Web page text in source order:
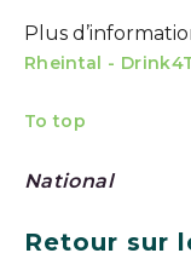
Plus
Rheintal -
To top
National
Retour sur